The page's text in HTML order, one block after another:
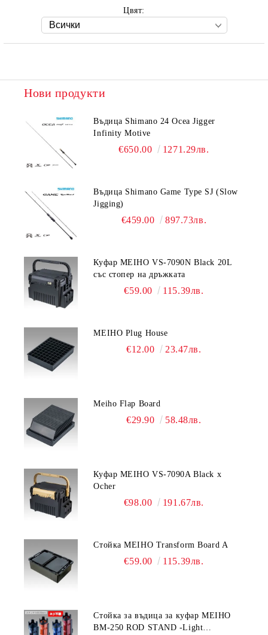
Цвят:
Нови продукти
Въдица Shimano 24 Ocea Jigger
Infinity Motive
€650.00 1271.29лв.
Въдица Shimano Game Type SJ (Slow
Jigging)
€459.00 897.73лв.
Куфар MEIHO VS-7090N Black 20L
със стопер на дръжката
€59.00 115.39лв.
MEIHO Plug House
€12.00 23.47лв.
Meiho Flap Board
€29.90 58.48лв.
Куфар MEIHO VS-7090A Black x
Ocher
€98.00 191.67лв.
Стойка MEIHO Transform Board A
€59.00 115.39лв.
Стойка за въдица за куфар MEIHO
BM-250 ROD STAND -Light